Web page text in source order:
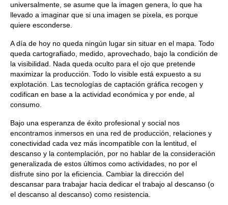
universalmente, se asume que la imagen genera, lo que ha
llevado a imaginar que si una imagen se pixela, es porque
quiere esconderse.
A día de hoy no queda ningún lugar sin situar en el mapa. Todo
queda cartografiado, medido, aprovechado, bajo la condición de
la visibilidad. Nada queda oculto para el ojo que pretende
maximizar la producción. Todo lo visible está expuesto a su
explotación. Las tecnologías de captación gráfica recogen y
codifican en base a la actividad económica y por ende, al
consumo.
Bajo una esperanza de éxito profesional y social nos
encontramos inmersos en una red de producción, relaciones y
conectividad cada vez más incompatible con la lentitud, el
descanso y la contemplación, por no hablar de la consideración
generalizada de estos últimos como actividades, no por el
disfrute sino por la eficiencia. Cambiar la dirección del
descansar para trabajar hacia dedicar el trabajo al descanso (o
el descanso al descanso) como resistencia.